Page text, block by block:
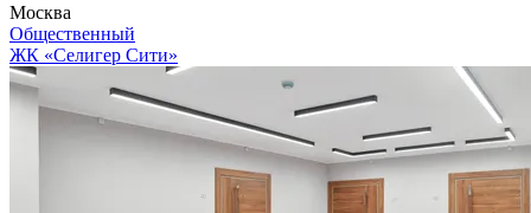
Москва
Общественный
ЖК «Селигер Сити»